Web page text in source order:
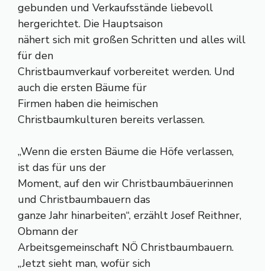
gebunden und Verkaufsstände liebevoll
hergerichtet. Die Hauptsaison
nähert sich mit großen Schritten und alles will
für den
Christbaumverkauf vorbereitet werden. Und
auch die ersten Bäume für
Firmen haben die heimischen
Christbaumkulturen bereits verlassen.
„Wenn die ersten Bäume die Höfe verlassen,
ist das für uns der
Moment, auf den wir Christbaumbäuerinnen
und Christbaumbauern das
ganze Jahr hinarbeiten“, erzählt Josef Reithner,
Obmann der
Arbeitsgemeinschaft NÖ Christbaumbauern.
„Jetzt sieht man, wofür sich